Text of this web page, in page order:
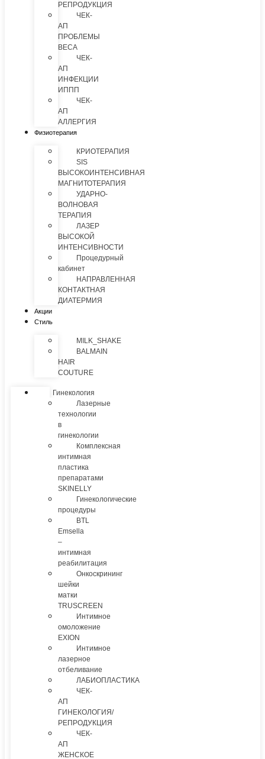
РЕПРОДУКЦИЯ
ЧЕК-
АП
ПРОБЛЕМЫ
ВЕСА
ЧЕК-
АП
ИНФЕКЦИИ
ИППП
ЧЕК-
АП
АЛЛЕРГИЯ
Физиотерапия
КРИОТЕРАПИЯ
SIS
ВЫСОКОИНТЕНСИВНАЯ
МАГНИТОТЕРАПИЯ
УДАРНО-
ВОЛНОВАЯ
ТЕРАПИЯ
ЛАЗЕР
ВЫСОКОЙ
ИНТЕНСИВНОСТИ
Процедурный
кабинет
НАПРАВЛЕННАЯ
КОНТАКТНАЯ
ДИАТЕРМИЯ
Акции
Стиль
MILK_SHAKE
BALMAIN
HAIR
COUTURE
Гинекология
Лазерные
технологии
в
гинекологии
Комплексная
интимная
пластика
препаратами
SKINELLY
Гинекологические
процедуры
BTL
Emsella
–
интимная
реабилитация
Онкоскрининг
шейки
матки
TRUSCREEN
Интимное
омоложение
EXION
Интимное
лазерное
отбеливание
ЛАБИОПЛАСТИКА
ЧЕК-
АП
ГИНЕКОЛОГИЯ/
РЕПРОДУКЦИЯ
ЧЕК-
АП
ЖЕНСКОЕ